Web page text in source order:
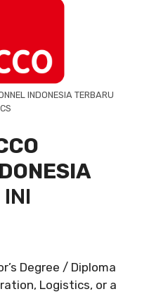
INDONESIA TERBARU
Degree / Diploma
Logistics, or a